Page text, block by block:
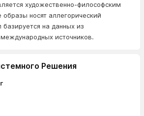
художественно-философским
носят аллегорический
на данных из
источников.
Решения